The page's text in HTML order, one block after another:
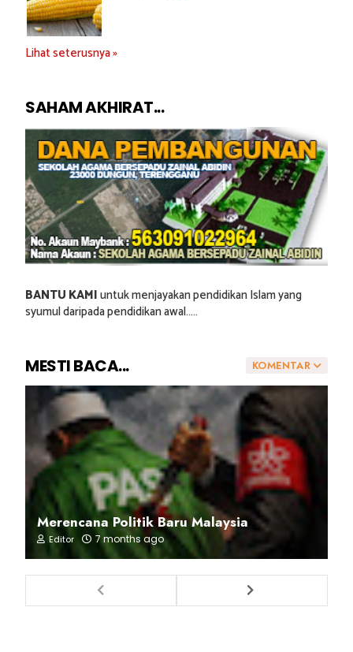
Lihat seterusnya »
SAHAM AKHIRAT...
BANTU KAMIuntuk menjayakan pendidikan Islam yang
syumul daripada pendidikan awal.....
KOMENTAR
MESTI BACA...
Merencana Politik Baru Malaysia
Editor 7 months ago